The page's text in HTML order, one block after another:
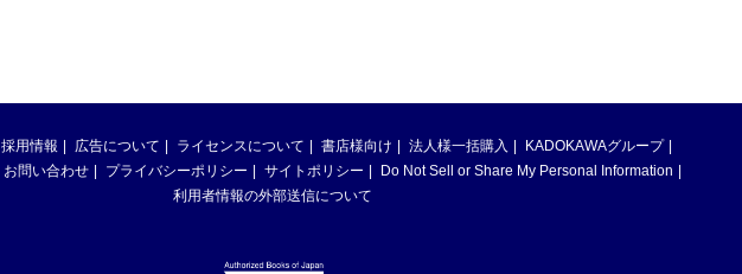
採用情報 広告について ライセンスについて 書店様向け 法人様一括購入
KADOKAWAグループ
お問い合わせ プライバシーポリシー サイトポリシー
Do Not Sell or Share My Personal Information
利用者情報の外部送信について